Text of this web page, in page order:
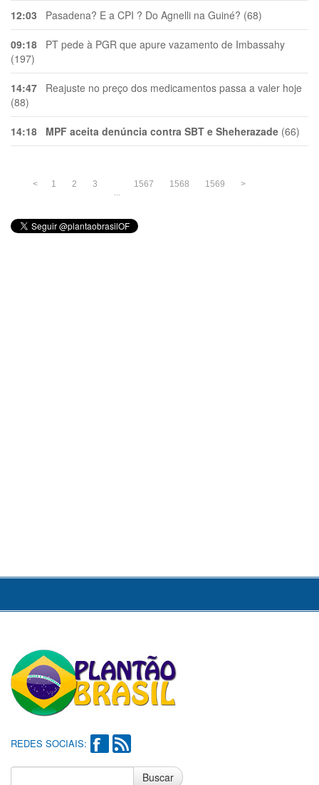
12:03 Pasadena? E a CPI ? Do Agnelli na Guiné? (68)
09:18 PT pede à PGR que apure vazamento de Imbassahy
(197)
14:47 Reajuste no preço dos medicamentos passa a valer hoje
(88)
14:18 MPF aceita denúncia contra SBT e Sheherazade (66)
< 1 2
3
...
1567 1568 1569 >
REDES SOCIAIS:
Buscar